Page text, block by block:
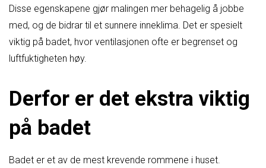
Disse egenskapene gjør malingen mer behagelig å jobbe
med, og de bidrar til et sunnere inneklima. Det er spesielt
viktig på badet, hvor ventilasjonen ofte er begrenset og
luftfuktigheten høy.
Derfor er det ekstra viktig
på badet
Badet er et av de mest krevende rommene i huset.